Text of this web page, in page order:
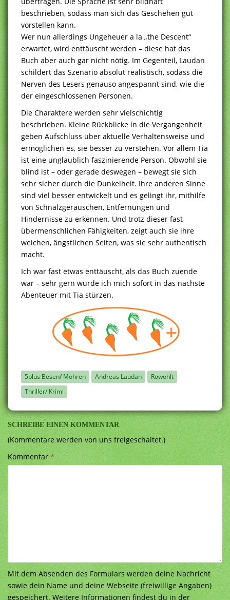
beschrieben, sodass man sich das Geschehen gut
vorstellen kann.
Wer nun allerdings Ungeheuer a la „the Descent“
erwartet, wird enttäuscht werden – diese hat das
Buch aber auch gar nicht nötig. Im Gegenteil, Laudan
schildert das Szenario absolut realistisch, sodass die
Nerven des Lesers genauso angespannt sind, wie die
der eingeschlossenen Personen.
Die Charaktere werden sehr vielschichtig
beschrieben. Kleine Rückblicke in die Vergangenheit
geben Aufschluss über aktuelle Verhaltensweise und
ermöglichen es, sie besser zu verstehen. Vor allem Tia
ist eine unglaublich faszinierende Person. Obwohl sie
blind ist – oder gerade deswegen – bewegt sie sich
sehr sicher durch die Dunkelheit. Ihre anderen Sinne
sind viel besser entwickelt und es gelingt ihr, mithilfe
von Schnalzgeräuschen, Entfernungen und
Hindernisse zu erkennen. Und trotz dieser fast
übermenschlichen Fähigkeiten, zeigt auch sie ihre
weichen, ängstlichen Seiten, was sie sehr authentisch
macht.
Ich war fast etwas enttäuscht, als das Buch zuende
war – sehr gern würde ich mich sofort in das nächste
Abenteuer mit Tia stürzen.
5plus Besen/ Möhren Andreas Laudan
Rowohlt
Thriller/ Krimi
SCHREIBE EINEN KOMMENTAR
(Kommentare werden von uns freigeschaltet.)
Kommentar*
Mit dem Absenden des Formulars werden deine Nachricht
sowie dein Name und deine Webseite (freiwillige Angaben)
gespeichert. Weitere Informationen findest du in der